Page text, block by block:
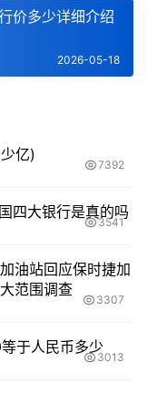
价多少详细介绍
2026-05-18
亿)
7392
四大银行是真的吗
3541
油站回应保时捷加
范围调查
3307
于人民币多少
3013